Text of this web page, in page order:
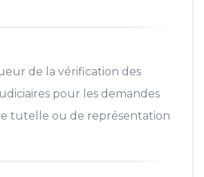
de la vérification des
pour les demandes
tutelle ou de représentation